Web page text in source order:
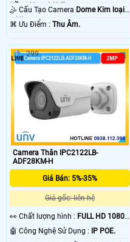
Hồng Ngoại SMD.
🤹 Cấu Tạo Camera Dome Kim loại
+ Nhựa.
️⌘ Ưu Điểm : Thu Âm.
Camera Thân IPC2122LB-
ADF28KM-H
Giá Bán: 5%-35%
Giá gốc: liên hệ
️👀 Chất lượng hình : FULL HD 1080P
.
🤖️ Công Nghệ Sử Dụng :
IP POE.
299